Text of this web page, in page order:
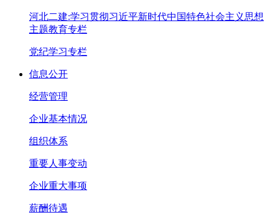
河北二建:学习贯彻习近平新时代中国特色社会主义思想
主题教育专栏
党纪学习专栏
信息公开
经营管理
企业基本情况
组织体系
重要人事变动
企业重大事项
薪酬待遇